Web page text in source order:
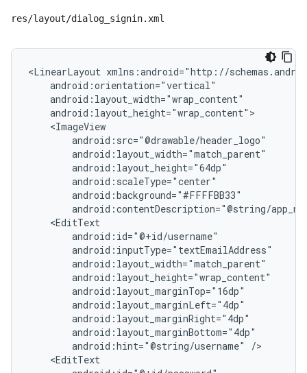
res/layout/dialog_signin.xml
<LinearLayout
android:contentDescription="@string/
android:hint="@string/username"